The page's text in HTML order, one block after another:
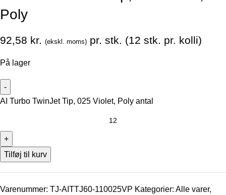
Poly
92,58 kr. (ekskl. moms) pr. stk. (12 stk. pr. kolli)
På lager
AI Turbo TwinJet Tip, 025 Violet, Poly antal
Tilføj til kurv
Varenummer: TJ-AITTJ60-110025VP Kategorier: Alle varer,